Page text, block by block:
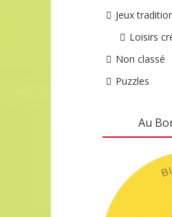
Jeux
Loisirs
Non classé
Puzzles
Au